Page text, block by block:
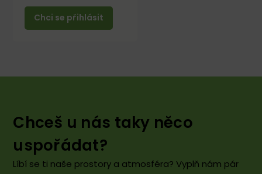
Chceš u nás taky něco
uspořádat?
Líbí se ti naše prostory a atmosféra? Vyplň nám pár